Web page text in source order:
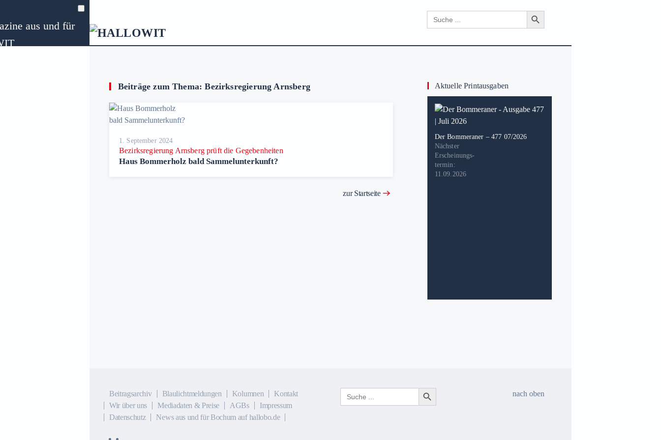
Zum Hauptinhalt springen
Search
for:
Search Button
aus und für
Beiträge zum Thema: Bezirksregierung Arnsberg
1. September 2024
Bezirksregierung Arnsberg prüft die Gegebenheiten
Haus Bommerholz bald Sammelunterkunft?
zur Startseite
Aktuelle Printausgaben
Der Bommeraner – 477 07/2026
Nächster
Erscheinungs-
termin:
11.09.2026
Beitragsarchiv Blaulichtmeldungen Kolumnen
Kontakt
Wir über uns
Mediadaten & Preise AGBs
Impressum
Datenschutz
News aus und für Bochum auf hallobo.de
Search
for:
Search Button
nach oben